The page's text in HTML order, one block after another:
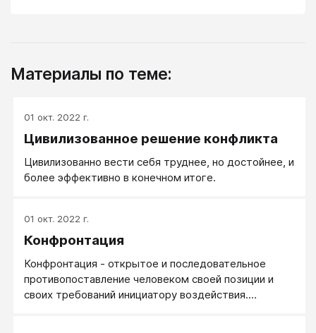
Материалы по теме:
01 окт. 2022 г.
Цивилизованное решение конфликта
Цивилизованно вести себя труднее, но достойнее, и
более эффективно в конечном итоге.
01 окт. 2022 г.
Конфронтация
Конфронтация - открытое и последовательное
противопоставление человеком своей позиции и
своих требований инициатору воздействия.